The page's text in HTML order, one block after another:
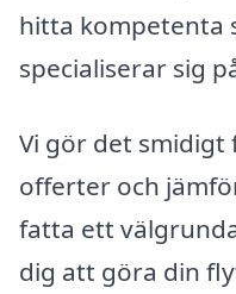
hitta kompetenta
specialiserar sig
Vi gör det smidigt
offerter och
fatta ett
dig att göra din